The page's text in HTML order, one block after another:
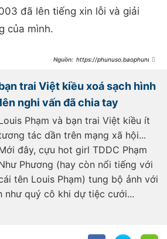
đã lên tiếng xin lỗi và giải
của mình.
https://phunuso.baophunuth
my-nhan-sac-co-thang-hang-so-
voi-thoi-lam-van-dong-vien-
193250325124410454.htm
trai Việt kiều xoá sạch hình
nghi vấn đã chia tay
Phạm và bạn trai Việt kiều ít
tác dần trên mạng xã hội...
đây, cựu hot girl TDDC Phạm
Phương (hay còn nổi tiếng với
tên Louis Phạm) tung bộ ảnh với
như quý cô khi dự tiệc cưới...